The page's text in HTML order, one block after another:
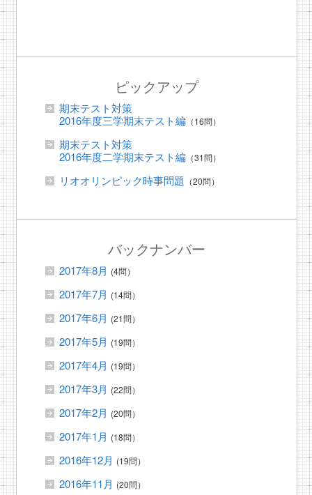
ピックアップ
期末テスト対策
2016年度三学期末テスト編（16問）
期末テスト対策
2016年度二学期末テスト編（31問）
リオオリンピック時事問題 （20問）
バックナンバー
2017年8月 (4問）
2017年7月 (14問）
2017年6月 (21問）
2017年5月 (19問）
2017年4月 (19問）
2017年3月 (22問）
2017年2月 (20問）
2017年1月 (18問）
2016年12月 (19問）
2016年11月 (20問）